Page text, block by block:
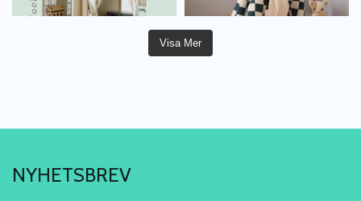
Visa Mer
NYHETSBREV